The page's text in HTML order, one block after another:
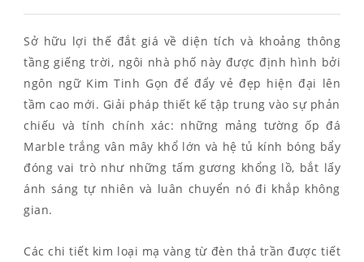
Sở hữu lợi thế đắt giá về diện tích và khoảng thông
tầng giếng trời, ngôi nhà phố này được định hình bởi
ngôn ngữ Kim Tinh Gọn để đẩy vẻ đẹp hiện đại lên
tầm cao mới. Giải pháp thiết kế tập trung vào sự phản
chiếu và tính chính xác: những mảng tường ốp đá
Marble trắng vân mây khổ lớn và hệ tủ kính bóng bẩy
đóng vai trò như những tấm gương khổng lồ, bắt lấy
ánh sáng tự nhiên và luân chuyển nó đi khắp không
gian.
Các chi tiết kim loại mạ vàng từ đèn thả trần được tiết